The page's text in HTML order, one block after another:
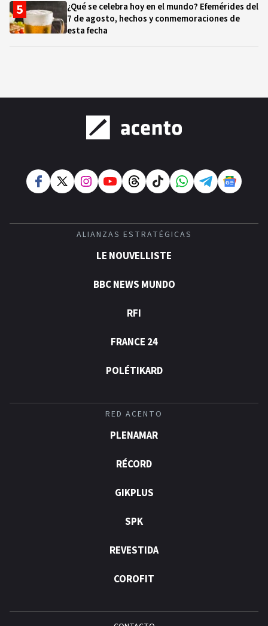
¿Qué se celebra hoy en el mundo? Efemérides del
7 de agosto, hechos y conmemoraciones de
esta fecha
ALIANZAS ESTRATÉGICAS
LE NOUVELLISTE
BBC NEWS MUNDO
RFI
FRANCE 24
POLÉTIKARD
RED ACENTO
PLENAMAR
RÉCORD
GIKPLUS
SPK
REVESTIDA
COROFIT